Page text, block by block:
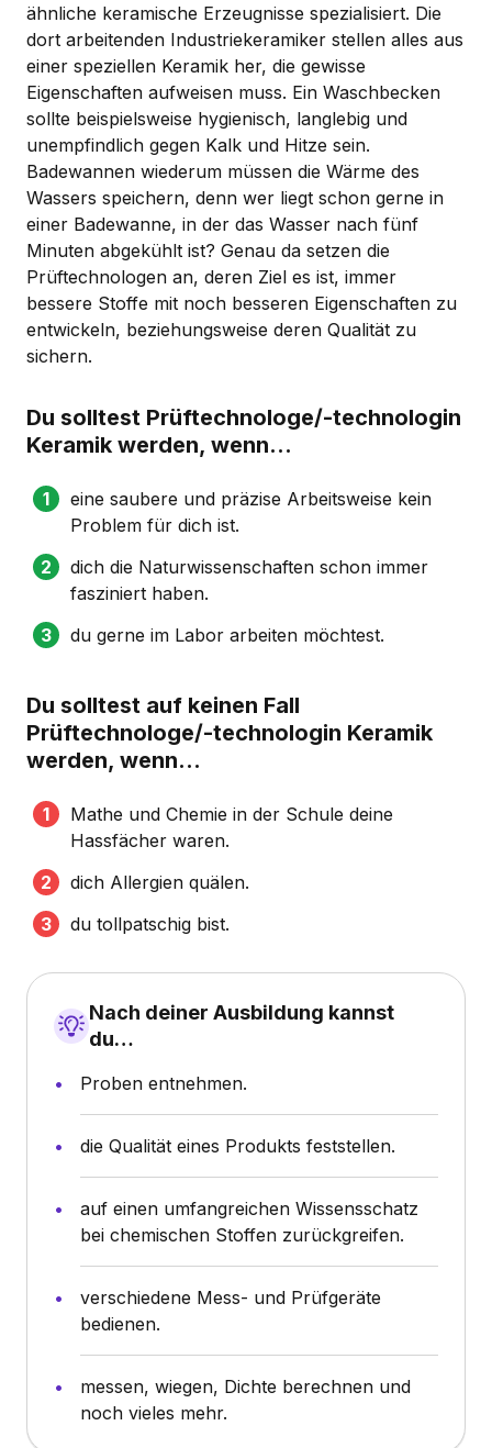
ähnliche keramische Erzeugnisse spezialisiert. Die
dort arbeitenden Industriekeramiker stellen alles aus
einer speziellen Keramik her, die gewisse
Eigenschaften aufweisen muss. Ein Waschbecken
sollte beispielsweise hygienisch, langlebig und
unempfindlich gegen Kalk und Hitze sein.
Badewannen wiederum müssen die Wärme des
Wassers speichern, denn wer liegt schon gerne in
einer Badewanne, in der das Wasser nach fünf
Minuten abgekühlt ist? Genau da setzen die
Prüftechnologen an, deren Ziel es ist, immer
bessere Stoffe mit noch besseren Eigenschaften zu
entwickeln, beziehungsweise deren Qualität zu
sichern.
Du solltest Prüftechnologe/-technologin
Keramik werden, wenn...
eine saubere und präzise Arbeitsweise kein
Problem für dich ist.
dich die Naturwissenschaften schon immer
fasziniert haben.
du gerne im Labor arbeiten möchtest.
Du solltest auf keinen Fall
Prüftechnologe/-technologin Keramik
werden, wenn...
Mathe und Chemie in der Schule deine
Hassfächer waren.
dich Allergien quälen.
du tollpatschig bist.
Nach deiner Ausbildung kannst
du…
Proben entnehmen.
die Qualität eines Produkts feststellen.
auf einen umfangreichen Wissensschatz
bei chemischen Stoffen zurückgreifen.
verschiedene Mess- und Prüfgeräte
bedienen.
messen, wiegen, Dichte berechnen und
noch vieles mehr.